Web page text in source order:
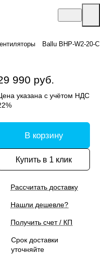
Ballu BHP-W2-20-С
990 руб.
указана с учётом НДС
В корзину
Купить в 1 клик
Рассчитать доставку
Нашли дешевле?
Получить счет / КП
Срок доставки
уточняйте